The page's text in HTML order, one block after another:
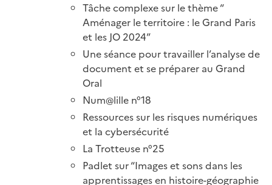
Tâche complexe sur le thème “
Aménager le territoire : le Grand Paris
et les JO 2024”
Une séance pour travailler l’analyse de
document et se préparer au Grand
Oral
Num@lille n°18
Ressources sur les risques numériques
et la cybersécurité
La Trotteuse n°25
Padlet sur “Images et sons dans les
apprentissages en histoire-géographie